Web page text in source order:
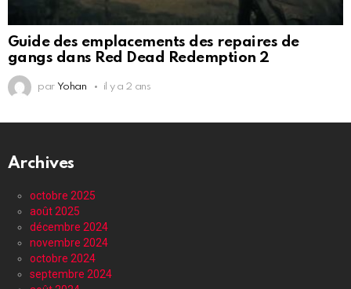
Guide des emplacements des repaires de
gangs dans Red Dead Redemption 2
par Yohan il y a 2 ans
Archives
octobre 2025
août 2025
décembre 2024
novembre 2024
octobre 2024
septembre 2024